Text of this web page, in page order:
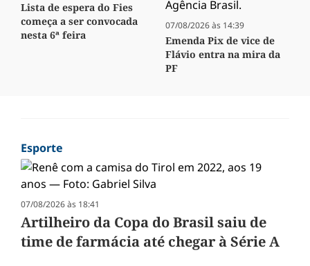
Lista de espera do Fies
começa a ser convocada
nesta 6ª feira
07/08/2026 às 14:39
Emenda Pix de vice de
Flávio entra na mira da
PF
Esporte
07/08/2026 às 18:41
Artilheiro da Copa do Brasil saiu de
time de farmácia até chegar à Série A